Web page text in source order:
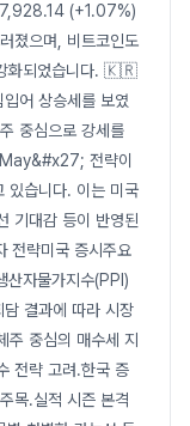
(+1.07%)
졌으며, 비트코인도
화되었습니다. 🇰🇷
어 상승세를 보였
중심으로 강세를
전략이
있습니다. 이는 미국
기대감 등이 반영된
전략미국 증시주요
산자물가지수(PPI)
결과에 따라 시장
주 중심의 매수세 지
전략 고려.한국 증
목.실적 시즌 본격